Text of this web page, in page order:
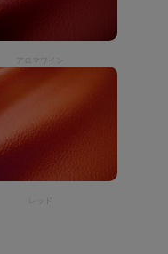
アロマワイン